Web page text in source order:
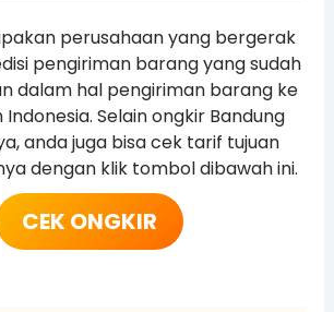
perusahaan yang bergerak
pengiriman barang yang sudah
dalam hal pengiriman barang ke
Selain ongkir Bandung
anda juga bisa cek tarif tujuan
dengan klik tombol dibawah ini.
CEK ONGKIR